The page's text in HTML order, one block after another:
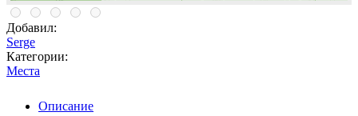
Добавил:
Serge
Категории:
Места
Описание